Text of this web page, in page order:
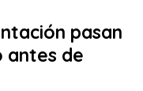
pasan
antes de